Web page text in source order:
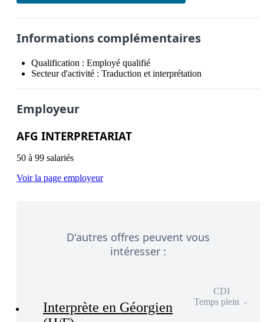
Informations complémentaires
Qualification : Employé qualifié
Secteur d'activité : Traduction et interprétation
Employeur
AFG INTERPRETARIAT
50 à 99 salariés
Voir la page employeur
D'autres offres peuvent vous
intéresser :
Interprète en Géorgien
CDI
Temps plein